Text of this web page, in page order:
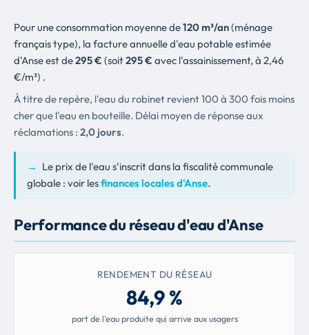
Pour une consommation moyenne de120 m³/an(ménage
français type), la facture annuelle d'eau potable estimée
d'Anse est de295 € (soit295 € avec l'assainissement, à 2,46
€/m³) .
À titre de repère, l'eau du robinet revient 100 à 300 fois moins
cher que l'eau en bouteille. Délai moyen de réponse aux
réclamations : 2,0 jours.
→ Le prix de l'eau s'inscrit dans la fiscalité communale
globale : voir lesfinances locales d'Anse.
Performance du réseau d'eau d'Anse
RENDEMENT DU RÉSEAU
84,9 %
part de l'eau produite qui arrive aux usagers